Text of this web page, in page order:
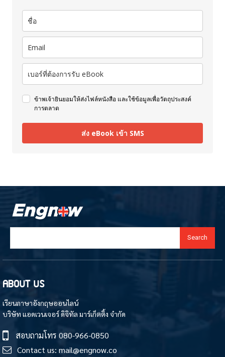
ข้าพเจ้ายินยอมให้ส่งไฟล์หนังสือ และใช้ข้อมูลเพื่อวัตถุประสงค์
การตลาด
ส่ง eBook เข้า SMS
Search
ABOUT US
เรียนภาษาอังกฤษออนไลน์
บริษัท แอดเวนเจอร์ ดิจิทัล มาร์เก็ตติ้ง จำกัด
สอบถามโทร 080-966-0850
Contact us: mail@engnow.co